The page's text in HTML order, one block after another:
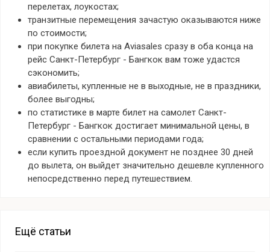
перелетах, лоукостах;
транзитные перемещения зачастую оказываются ниже
по стоимости;
при покупке билета на Aviasales сразу в оба конца на
рейс Санкт-Петербург - Бангкок вам тоже удастся
сэкономить;
авиабилеты, купленные не в выходные, не в праздники,
более выгодны;
по статистике в марте билет на самолет Санкт-
Петербург - Бангкок достигает минимальной цены, в
сравнении с остальными периодами года;
если купить проездной документ не позднее 30 дней
до вылета, он выйдет значительно дешевле купленного
непосредственно перед путешествием.
Ещё статьи